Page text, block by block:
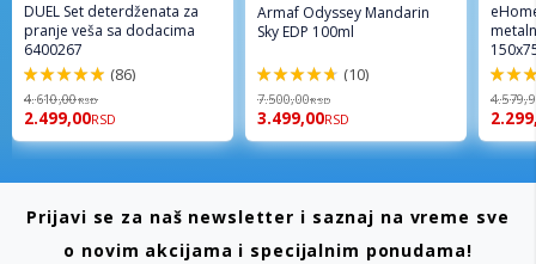
DUEL Set deterdženata za
pranje veša sa dodacima
6400267
98%
(86)
4.610,00RSD
2.499,00RSD
Armaf Odyssey Mandarin
Sky EDP 100ml
94%
(10)
7.500,00RSD
3.499,00RSD
96%
Prijavi se za naš newsletter i saznaj na vreme sve
o novim akcijama i specijalnim ponudama!